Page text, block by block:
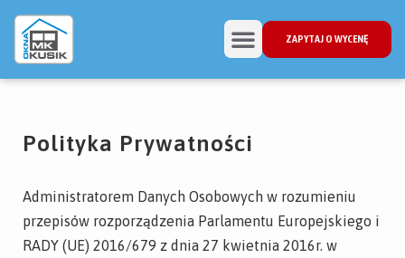
ZAPYTAJ O WYCENĘ
Polityka Prywatności
Administratorem Danych Osobowych w rozumieniu
przepisów rozporządzenia Parlamentu Europejskiego i
RADY (UE) 2016/679 z dnia 27 kwietnia 2016r. w